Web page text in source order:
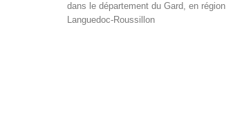
dans le département du Gard, en région
Languedoc-Roussillon